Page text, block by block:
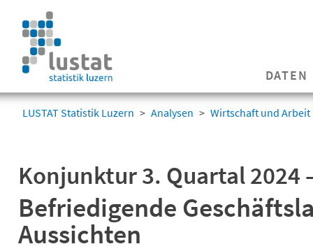
DATEN
LUSTAT Statistik Luzern Analysen Wirtschaft und Arbeit
Konjunktur 3. Quartal 2024
Befriedigende
Aussichten